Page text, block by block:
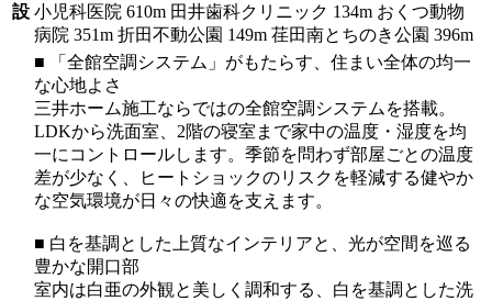
設 小児科医院 610m 田井歯科クリニック 134m おくつ動物
病院 351m 折田不動公園 149m 荏田南とちのき公園 396m
■ 「全館空調システム」がもたらす、住まい全体の均一
な心地よさ
三井ホーム施工ならではの全館空調システムを搭載。
LDKから洗面室、2階の寝室まで家中の温度・湿度を均
一にコントロールします。季節を問わず部屋ごとの温度
差が少なく、ヒートショックのリスクを軽減する健やか
な空気環境が日々の快適を支えます。
■ 白を基調とした上質なインテリアと、光が空間を巡る
豊かな開口部
室内は白亜の外観と美しく調和する、白を基調とした洗